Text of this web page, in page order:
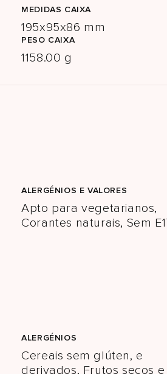
MEDIDAS CAIXA
195x95x86 mm
PESO CAIXA
1158.00 g
ALERGÉNIOS E VALORES
Apto para vegetarianos,
Corantes naturais, Sem
ALERGÉNIOS
Cereais sem glúten, e
derivados, Frutos secos e